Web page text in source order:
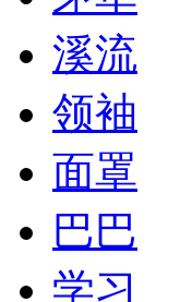
溪流
领袖
面罩
巴巴
学习